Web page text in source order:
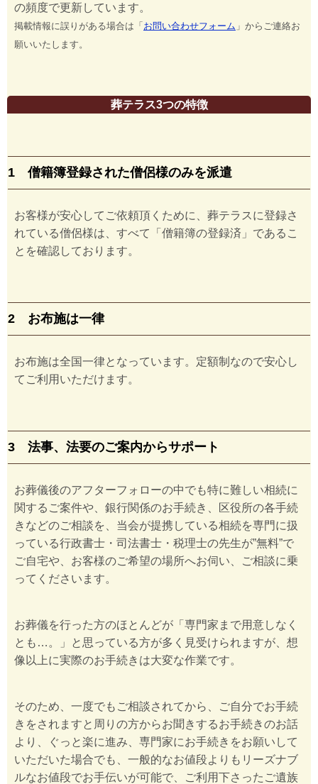
の頻度で更新しています。
掲載情報に誤りがある場合は「お問い合わせフォーム 」からご連絡お
願いいたします。
葬テラス3つの特徴
1 僧籍簿登録された僧侶様のみを派遣
お客様が安心してご依頼頂くために、葬テラスに登録さ
れている僧侶様は、すべて「僧籍簿の登録済」であるこ
とを確認しております。
2 お布施は一律
お布施は全国一律となっています。定額制なので安心し
てご利用いただけます。
3 法事、法要のご案内からサポート
お葬儀後のアフターフォローの中でも特に難しい相続に
関するご案件や、銀行関係のお手続き、区役所の各手続
きなどのご相談を、当会が提携している相続を専門に扱
っている行政書士・司法書士・税理士の先生が”無料”で
ご自宅や、お客様のご希望の場所へお伺い、ご相談に乗
ってくださいます。
お葬儀を行った方のほとんどが「専門家まで用意しなく
とも…。」と思っている方が多く見受けられますが、想
像以上に実際のお手続きは大変な作業です。
そのため、一度でもご相談されてから、ご自分でお手続
きをされますと周りの方からお聞きするお手続きのお話
より、ぐっと楽に進み、専門家にお手続きをお願いして
いただいた場合でも、一般的なお値段よりもリーズナブ
ルなお値段でお手伝いが可能で、ご利用下さったご遺族